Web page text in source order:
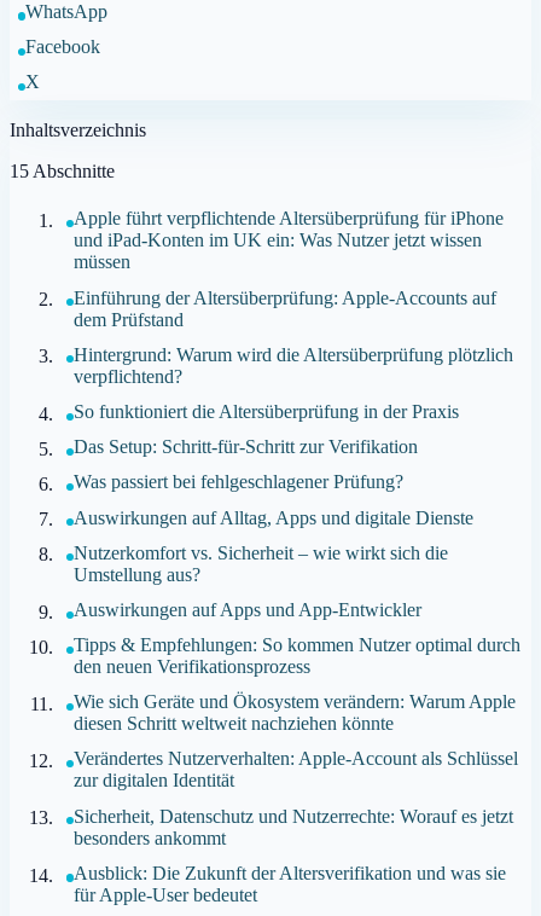
WhatsApp
Facebook
X
Inhaltsverzeichnis
15 Abschnitte
Apple führt verpflichtende Altersüberprüfung für iPhone
und iPad-Konten im UK ein: Was Nutzer jetzt wissen
müssen
Einführung der Altersüberprüfung: Apple-Accounts auf
dem Prüfstand
Hintergrund: Warum wird die Altersüberprüfung plötzlich
verpflichtend?
So funktioniert die Altersüberprüfung in der Praxis
Das Setup: Schritt-für-Schritt zur Verifikation
Was passiert bei fehlgeschlagener Prüfung?
Auswirkungen auf Alltag, Apps und digitale Dienste
Nutzerkomfort vs. Sicherheit – wie wirkt sich die
Umstellung aus?
Auswirkungen auf Apps und App-Entwickler
Tipps & Empfehlungen: So kommen Nutzer optimal durch
den neuen Verifikationsprozess
Wie sich Geräte und Ökosystem verändern: Warum Apple
diesen Schritt weltweit nachziehen könnte
Verändertes Nutzerverhalten: Apple-Account als Schlüssel
zur digitalen Identität
Sicherheit, Datenschutz und Nutzerrechte: Worauf es jetzt
besonders ankommt
Ausblick: Die Zukunft der Altersverifikation und was sie
für Apple-User bedeutet